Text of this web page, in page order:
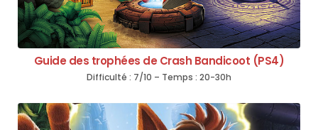
Guide des trophées de Crash Bandicoot (PS4)
Difficulté : 7/10 – Temps : 20-30h